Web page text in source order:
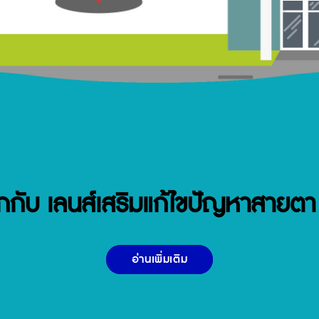
บ เลนส์เสริมแก้ไขปัญหาสายตา
อ่านเพิ่มเติม